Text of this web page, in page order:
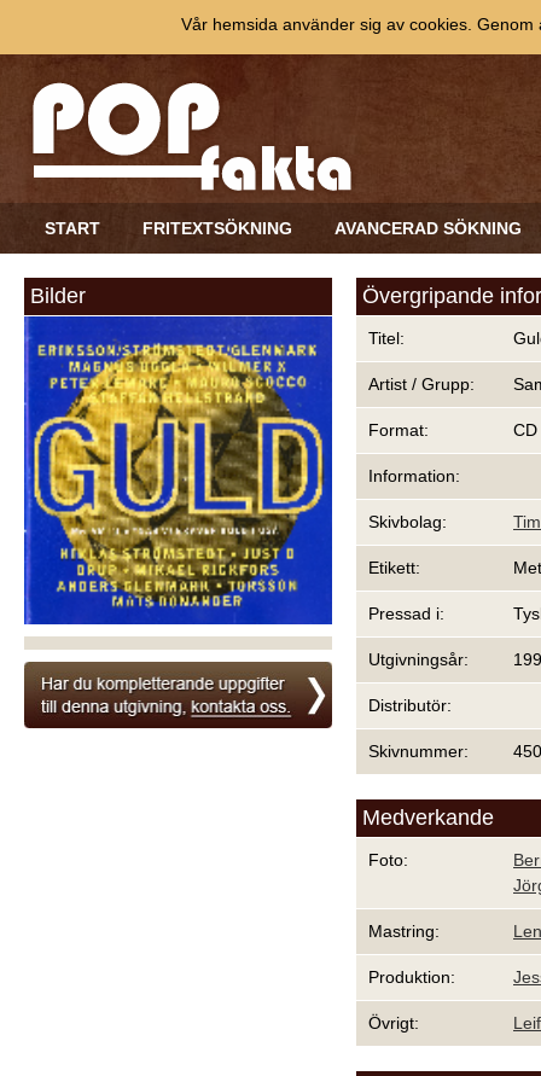
START FRITEXTSÖKNING AVANCERAD SÖKNING
Bilder Övergripande
Titel:
Artist / Grupp:
Format: CD
Information:
Skivbolag:
Etikett:
Pressad i:
Utgivningsår:
Distributör:
Skivnummer:
Medverkande
Foto:
Mastring:
Produktion:
Övrigt:
Vår hemsida använder sig av cookies.